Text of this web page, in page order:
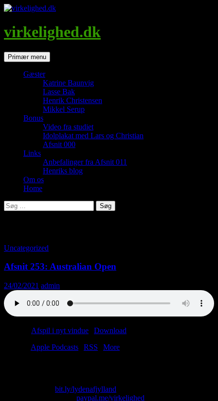
Hop
indhold
virkelighed.dk
SøgPrimær menu
Gæster
Katrine Baunvig
Lasse Bak
Henrik Christensen
Mikkel Serup
Bonus
Video fra studiet
Idolplakat med Lars og Christian
Afsnit 000
Links
Anbefalinger fra Afsnit 011
Henriks blog
Om os
Home
Søg
efter:
Uncategorized
Afsnit 253: Australian Open
24/02/2021 admin
Afspil i nyt vindue Download
Apple Podcasts RSS
More
bit.ly/lydenafjylland
paypal.me/virkelighed